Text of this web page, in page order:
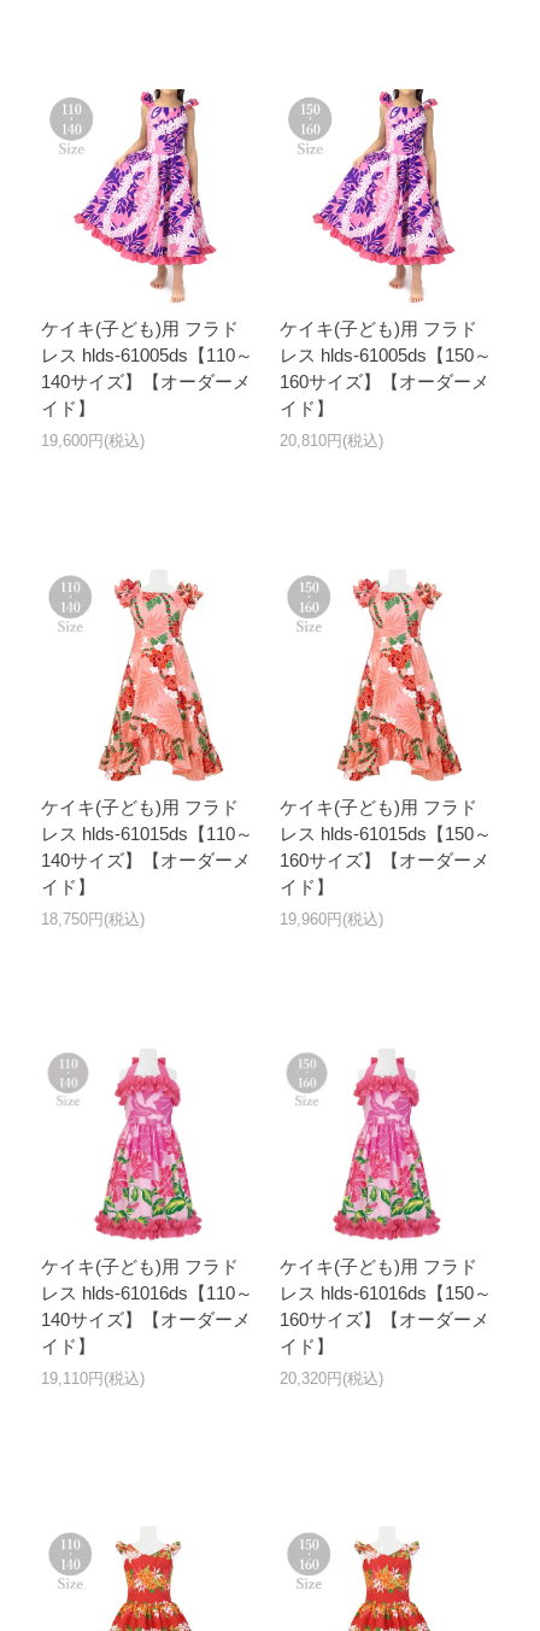
ケイキ(子ども)用 フラド
レス hlds-61005ds【110～
140サイズ】【オーダーメ
イド】
19,600円(税込)
ケイキ(子ども)用 フラド
レス hlds-61005ds【150～
160サイズ】【オーダーメ
イド】
20,810円(税込)
ケイキ(子ども)用 フラド
レス hlds-61015ds【110～
140サイズ】【オーダーメ
イド】
18,750円(税込)
ケイキ(子ども)用 フラド
レス hlds-61015ds【150～
160サイズ】【オーダーメ
イド】
19,960円(税込)
ケイキ(子ども)用 フラド
レス hlds-61016ds【110～
140サイズ】【オーダーメ
イド】
19,110円(税込)
ケイキ(子ども)用 フラド
レス hlds-61016ds【150～
160サイズ】【オーダーメ
イド】
20,320円(税込)